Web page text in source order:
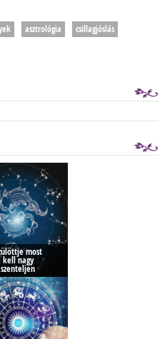
asztrológia
csillagjóslás
most
kell nagy